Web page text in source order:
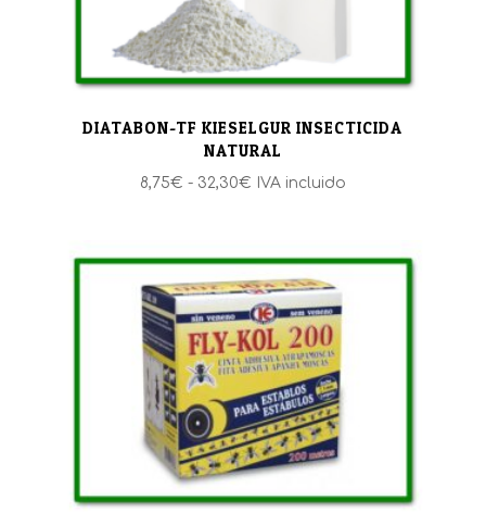
DIATABON-TF KIESELGUR INSECTICIDA
NATURAL
8,75€ - 32,30€Rango
desde
8,75€
hasta
32,30€
IVA incluido